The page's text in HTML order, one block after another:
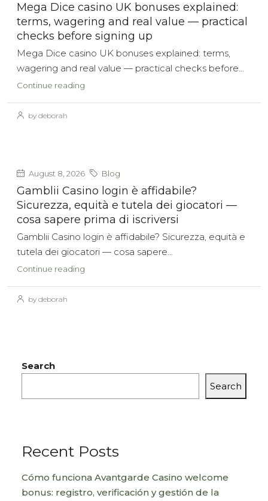
Mega Dice casino UK bonuses explained:
terms, wagering and real value — practical
checks before signing up
Mega Dice casino UK bonuses explained: terms,
wagering and real value — practical checks before...
Continue reading
by deborah
August 8, 2026 Blog
Gamblii Casino login è affidabile?
Sicurezza, equità e tutela dei giocatori —
cosa sapere prima di iscriversi
Gamblii Casino login è affidabile? Sicurezza, equità e
tutela dei giocatori — cosa sapere...
Continue reading
by deborah
Search
Search
Recent Posts
Cómo funciona Avantgarde Casino welcome
bonus: registro, verificación y gestión de la